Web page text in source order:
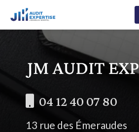
contenu
04 12 40 07 80
13 rue des Émeraudes